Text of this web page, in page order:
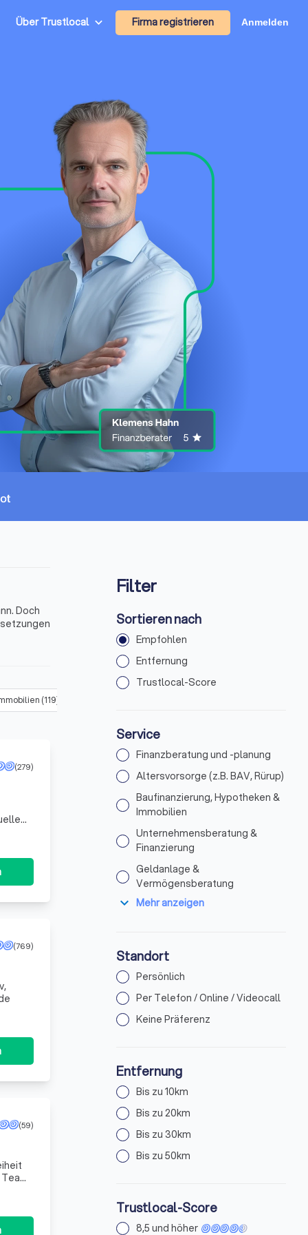
Über Trustlocal Firma registrieren Anmelden
Doch
(119)
(279)
(769)
(59)
Filter
Sortieren nach
Empfohlen
Entfernung
Trustlocal-Score
Service
Finanzberatung und -planung
Altersvorsorge (z.B. BAV, Rürup)
Baufinanzierung, Hypotheken &
Immobilien
Unternehmensberatung &
Finanzierung
Geldanlage &
Vermögensberatung
expand_more Mehr anzeigen
Standort
Persönlich
Per Telefon / Online / Videocall
Keine Präferenz
Entfernung
Bis zu 10km
Bis zu 20km
Bis zu 30km
Bis zu 50km
Trustlocal-Score
8,5 und höher